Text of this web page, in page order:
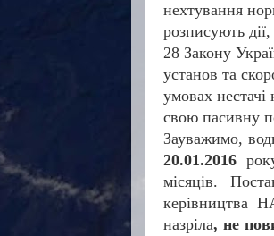
нехтування
розписують
28 Закону
установ та
умовах
свою пасивну
Зауважимо,
20.01.2016
місяців.
керівництва
назріла, не